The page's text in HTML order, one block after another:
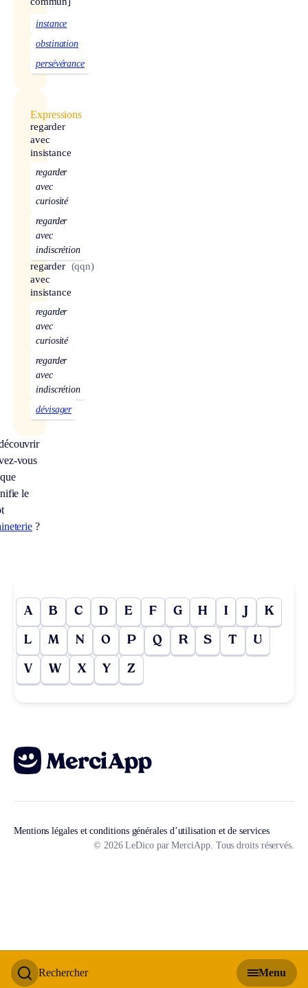
Rechercher Menu
instance
obstination
persévérance
Expressions
regarder
avec
insistance
regarder
avec
curiosité
regarder
avec
indiscrétion
regarder
avec
insistance
(qqn)
regarder
avec
curiosité
regarder
avec
indiscrétion
dévisager
vous
le
?
A B C D E F G H I J K
L M N O P Q R S T U
V W X Y Z
Mentions légales et conditions générales d’utilisation et de services
© 2026 LeDico par MerciApp. Tous droits réservés.